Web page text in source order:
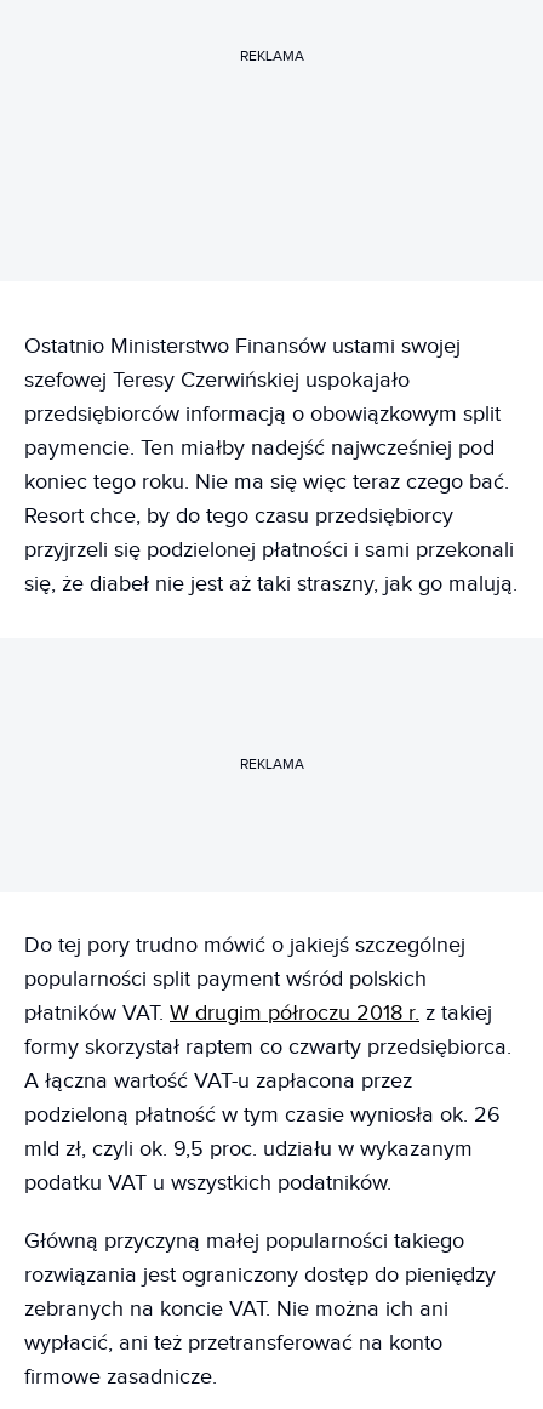
REKLAMA
Ostatnio Ministerstwo Finansów ustami swojej
szefowej Teresy Czerwińskiej uspokajało
przedsiębiorców informacją o obowiązkowym split
paymencie. Ten miałby nadejść najwcześniej pod
koniec tego roku. Nie ma się więc teraz czego bać.
Resort chce, by do tego czasu przedsiębiorcy
przyjrzeli się podzielonej płatności i sami przekonali
się, że diabeł nie jest aż taki straszny, jak go malują.
REKLAMA
Do tej pory trudno mówić o jakiejś szczególnej
popularności split payment wśród polskich
płatników VAT. W drugim półroczu 2018 r. z takiej
formy skorzystał raptem co czwarty przedsiębiorca.
A łączna wartość VAT-u zapłacona przez
podzieloną płatność w tym czasie wyniosła ok. 26
mld zł, czyli ok. 9,5 proc. udziału w wykazanym
podatku VAT u wszystkich podatników.
Główną przyczyną małej popularności takiego
rozwiązania jest ograniczony dostęp do pieniędzy
zebranych na koncie VAT. Nie można ich ani
wypłacić, ani też przetransferować na konto
firmowe zasadnicze.